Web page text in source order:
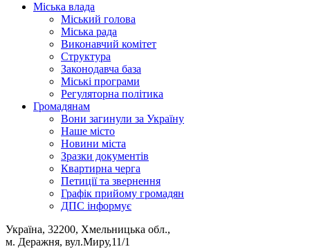
Міська влада
Міський голова
Міська рада
Виконавчий комітет
Структура
Законодавча база
Міські програми
Регуляторна політика
Громадянам
Вони загинули за Україну
Наше місто
Новини міста
Зразки документів
Квартирна черга
Петиції та звернення
Графік прийому громадян
ДПС інформує
Україна, 32200, Хмельницька обл.,
м. Деражня, вул.Миру,11/1